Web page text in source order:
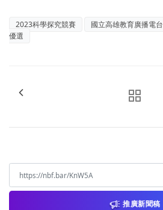
2023科學探究競賽 國立高雄教育廣播電台
優選
推廣新聞稿